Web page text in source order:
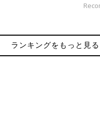
、冬は週に1回、夏は
かごのお手入れの頻度とお手
ひろえさんにアドバイスして
ぐに水アカやヌメリが発生し
ランキングをもっと見る